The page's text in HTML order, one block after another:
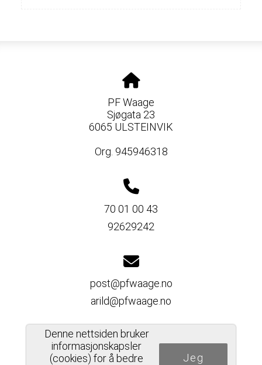
PF Waage
Sjøgata 23
6065 ULSTEINVIK
Org. 945946318
70 01 00 43
92629242
post@pfwaage.no
arild@pfwaage.no
Del nettside
Denne nettsiden bruker
informasjonskapsler
(cookies) for å bedre
Jeg